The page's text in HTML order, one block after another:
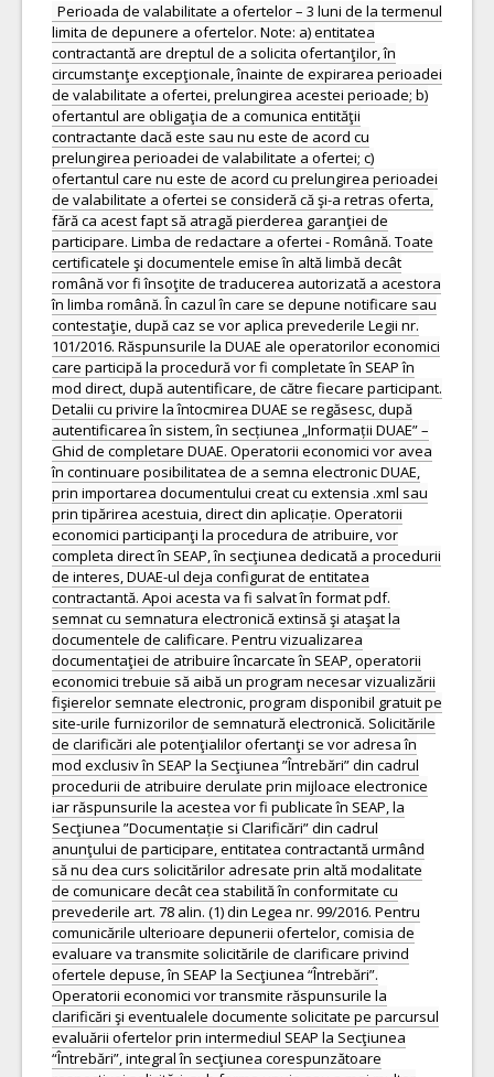
Perioada de valabilitate a ofertelor – 3 luni de la termenul
limita de depunere a ofertelor. Note: a) entitatea
contractantă are dreptul de a solicita ofertanţilor, în
circumstanţe excepţionale, înainte de expirarea perioadei
de valabilitate a ofertei, prelungirea acestei perioade; b)
ofertantul are obligaţia de a comunica entităţii
contractante dacă este sau nu este de acord cu
prelungirea perioadei de valabilitate a ofertei; c)
ofertantul care nu este de acord cu prelungirea perioadei
de valabilitate a ofertei se consideră că şi-a retras oferta,
fără ca acest fapt să atragă pierderea garanţiei de
participare. Limba de redactare a ofertei - Română. Toate
certificatele şi documentele emise în altă limbă decât
română vor fi însoţite de traducerea autorizată a acestora
în limba română. În cazul în care se depune notificare sau
contestaţie, după caz se vor aplica prevederile Legii nr.
101/2016. Răspunsurile la DUAE ale operatorilor economici
care participă la procedură vor fi completate în SEAP în
mod direct, după autentificare, de către fiecare participant.
Detalii cu privire la întocmirea DUAE se regăsesc, după
autentificarea în sistem, în secțiunea „Informații DUAE” –
Ghid de completare DUAE. Operatorii economici vor avea
în continuare posibilitatea de a semna electronic DUAE,
prin importarea documentului creat cu extensia .xml sau
prin tipărirea acestuia, direct din aplicație. Operatorii
economici participanţi la procedura de atribuire, vor
completa direct în SEAP, în secţiunea dedicată a procedurii
de interes, DUAE-ul deja configurat de entitatea
contractantă. Apoi acesta va fi salvat în format pdf.
semnat cu semnatura electronică extinsă şi ataşat la
documentele de calificare. Pentru vizualizarea
documentaţiei de atribuire încarcate în SEAP, operatorii
economici trebuie să aibă un program necesar vizualizării
fişierelor semnate electronic, program disponibil gratuit pe
site-urile furnizorilor de semnatură electronică. Solicitările
de clarificări ale potenţialilor ofertanţi se vor adresa în
mod exclusiv în SEAP la Secţiunea ”Întrebări” din cadrul
procedurii de atribuire derulate prin mijloace electronice
iar răspunsurile la acestea vor fi publicate în SEAP, la
Secţiunea ”Documentație si Clarificări” din cadrul
anunţului de participare, entitatea contractantă urmând
să nu dea curs solicitărilor adresate prin altă modalitate
de comunicare decât cea stabilită în conformitate cu
prevederile art. 78 alin. (1) din Legea nr. 99/2016. Pentru
comunicările ulterioare depunerii ofertelor, comisia de
evaluare va transmite solicitările de clarificare privind
ofertele depuse, în SEAP la Secţiunea “Întrebări”.
Operatorii economici vor transmite răspunsurile la
clarificări şi eventualele documente solicitate pe parcursul
evaluării ofertelor prin intermediul SEAP la Secţiunea
“Întrebări”, integral în secţiunea corespunzătoare